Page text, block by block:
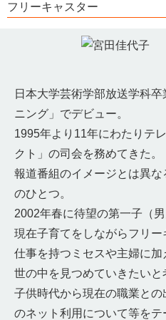
フリーキャスター
日本大学芸術学部放送学科
ニング」でデビュー。
1995年より11年にわたりテ
クト」の司会を務めてきた。
報道番組のイメージとは異
のひとつ。
2002年春に待望の第一子（男
現在子育てをしながらフリー
仕事を持つミセスや主婦に
世の中を見つめていきたいと
子供時代から現在の職業と
のネット利用について等を